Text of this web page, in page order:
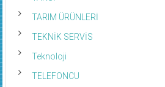
TARIM ÜRÜNLERİ
TEKNİK SERVİS
Teknoloji
TELEFONCU